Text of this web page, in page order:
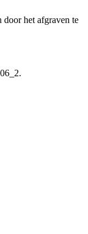
door het afgraven te